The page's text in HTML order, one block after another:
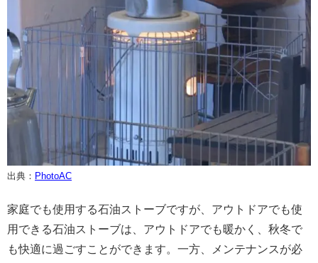
出典： PhotoAC
家庭でも使用する石油ストーブですが、アウトドアでも使
用できる石油ストーブは、アウトドアでも暖かく、秋冬で
も快適に過ごすことができます。一方、メンテナンスが必